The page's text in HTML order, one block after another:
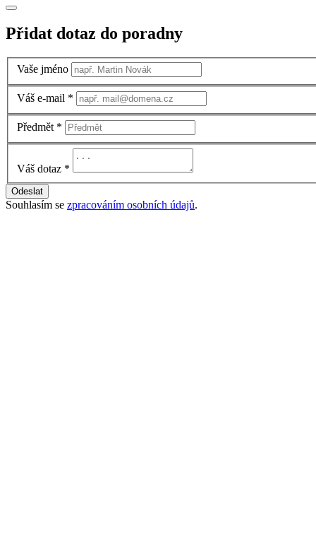
Přidat dotaz do poradny
Vaše jméno
Váš e-mail *
Předmět *
Váš dotaz *
Odeslat
Souhlasím se zpracováním osobních údajů.